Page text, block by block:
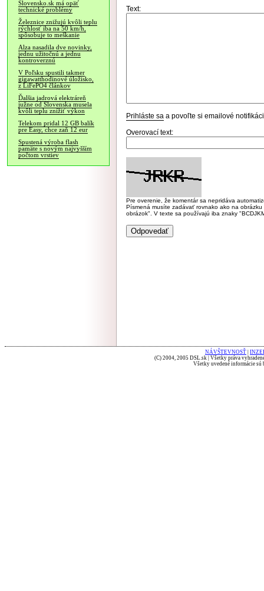
Slovensko.sk má opäť
technické problémy
Železnice znižujú kvôli teplu
rýchlosť iba na 50 km/h,
spôsobuje to meškanie
Alza nasadila dve novinky,
jednu užitočnú a jednu
kontroverznú
V Poľsku spustili takmer
gigawatthodinové úložisko,
z LiFePO4 článkov
Ďalšia jadrová elektráreň
južne od Slovenska musela
kvôli teplu znížiť výkon
Telekom pridal 12 GB balík
pre Easy, chce zaň 12 eur
Spustená výroba flash
pamäte s novým najvyšším
počtom vrstiev
Text:
Prihláste sa a povoľte si emailové
Overovací text:
Pre overenie, že komentár sa nepridáva
Písmená musíte zadávať rovnako ako na
obrázok". V texte sa používajú iba znaky
NÁVŠTEVNOSŤ
(C) 2004, 2005 DSL.sk | Všetky práva
Všetky uvedené informácie sú